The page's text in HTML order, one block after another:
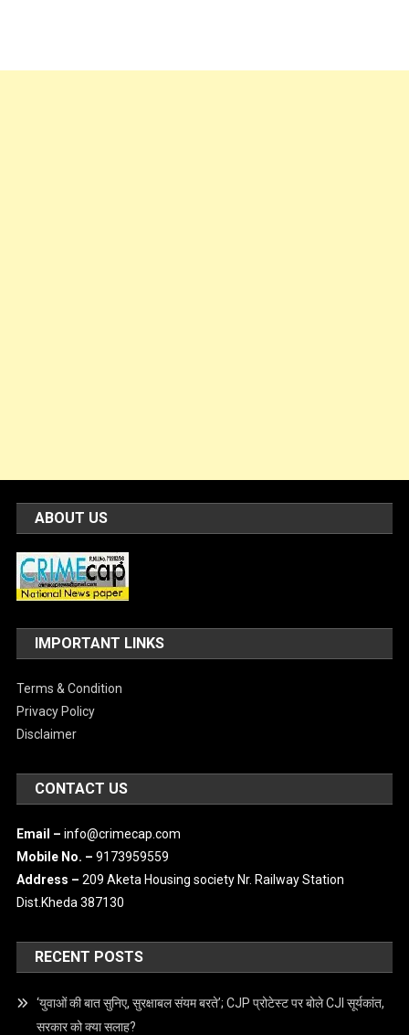
ABOUT US
IMPORTANT LINKS
Terms & Condition
Privacy Policy
Disclaimer
CONTACT US
Email –info@crimecap.com
Mobile No. – 9173959559
Address –209 Aketa Housing society Nr. Railway Station
Dist.Kheda 387130
RECENT POSTS
‘युवाओं की बात सुनिए, सुरक्षाबल संयम बरते’; CJP प्रोटेस्ट पर बोले CJI सूर्यकांत,
सरकार को क्या सलाह?